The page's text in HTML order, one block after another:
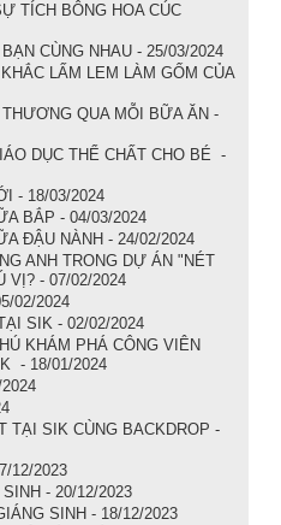
TÍCH BÔNG HOA CÚC
CÙNG NHAU - 25/03/2024
LẤM LEM LÀM GỐM CỦA
QUA MỖI BỮA ĂN -
DỤC THỂ CHẤT CHO BÉ -
- 18/03/2024
BẮP - 04/03/2024
ĐẬU NÀNH - 24/02/2024
ANH TRONG DỰ ÁN "NÉT
VỊ? - 07/02/2024
02/2024
SIK - 02/02/2024
KHÁM PHÁ CÔNG VIÊN
- 18/01/2024
TẠI SIK CÙNG BACKDROP -
12/2023
- 20/12/2023
SINH - 18/12/2023